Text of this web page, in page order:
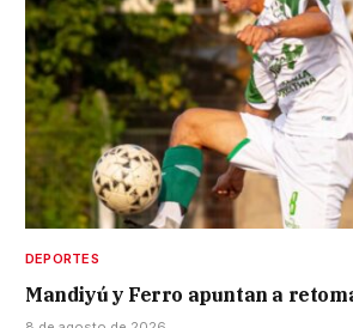
DEPORTES
Mandiyú y Ferro apuntan a